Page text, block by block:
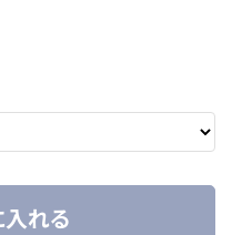
入れる